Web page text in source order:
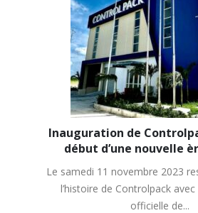
Inauguration de
début d’une nouvelle
Le samedi 11 novembre 2023
l’histoire de Controlpack avec
officielle de...